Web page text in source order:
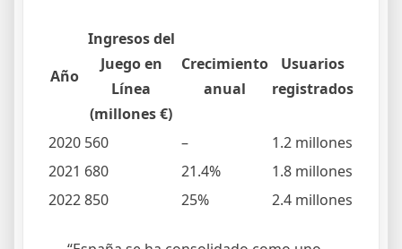
Año
Ingresos del
Juego en
Línea
(millones €)
Crecimiento
anual
Usuarios
registrados
2020 560 –
1.2 millones
2021 680 21.4%
1.8 millones
2022850 25% 2.4 millones